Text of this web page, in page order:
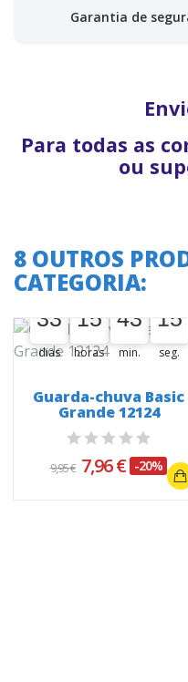
Garantia de
Para todas as
ou
8 OUTROS
CATEGORIA:
A oferta termina em:
33
33
00
dias
15
15
00
horas
43
43
00
min.
15
15
16
seg.
Guarda-chuva Basic
Grande 12124
9,95 € 7,96 € -20%